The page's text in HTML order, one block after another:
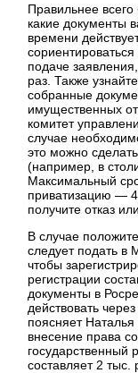
Правильнее
какие документы
времени
подаче
раз. Также
собранные
имущественных
комитет
случае
это можно
(например, в
Максимальный
приватизацию —
получите отказ
В случае
следует подать в
чтобы
регистрации
документы в
действовать
поясняет
внесение права
государственный
составляет 2 тыс.